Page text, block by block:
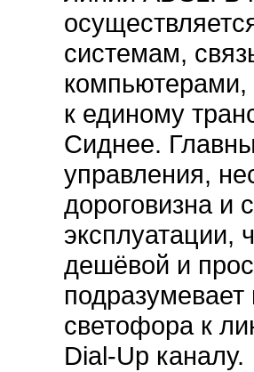
системам,
к единому
Сиднее.
управления,
дороговизна и
эксплуатации,
дешёвой и
светофора к
Dial-Up каналу.